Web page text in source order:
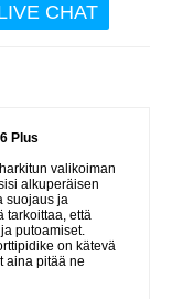
CHAT
Plus
valikoiman
alkuperäisen
suojaus ja
tarkoittaa, että
putoamiset.
on kätevä
aina pitää ne